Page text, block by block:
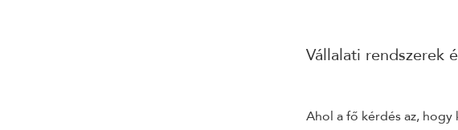
Vállalati rendszerek
Ahol a fő kérdés az,